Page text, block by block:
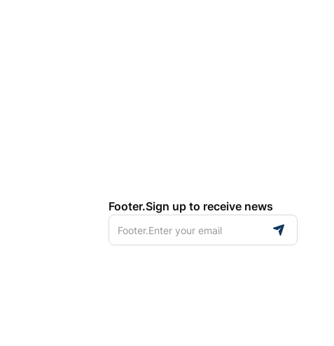
Footer.Sign up to receive news